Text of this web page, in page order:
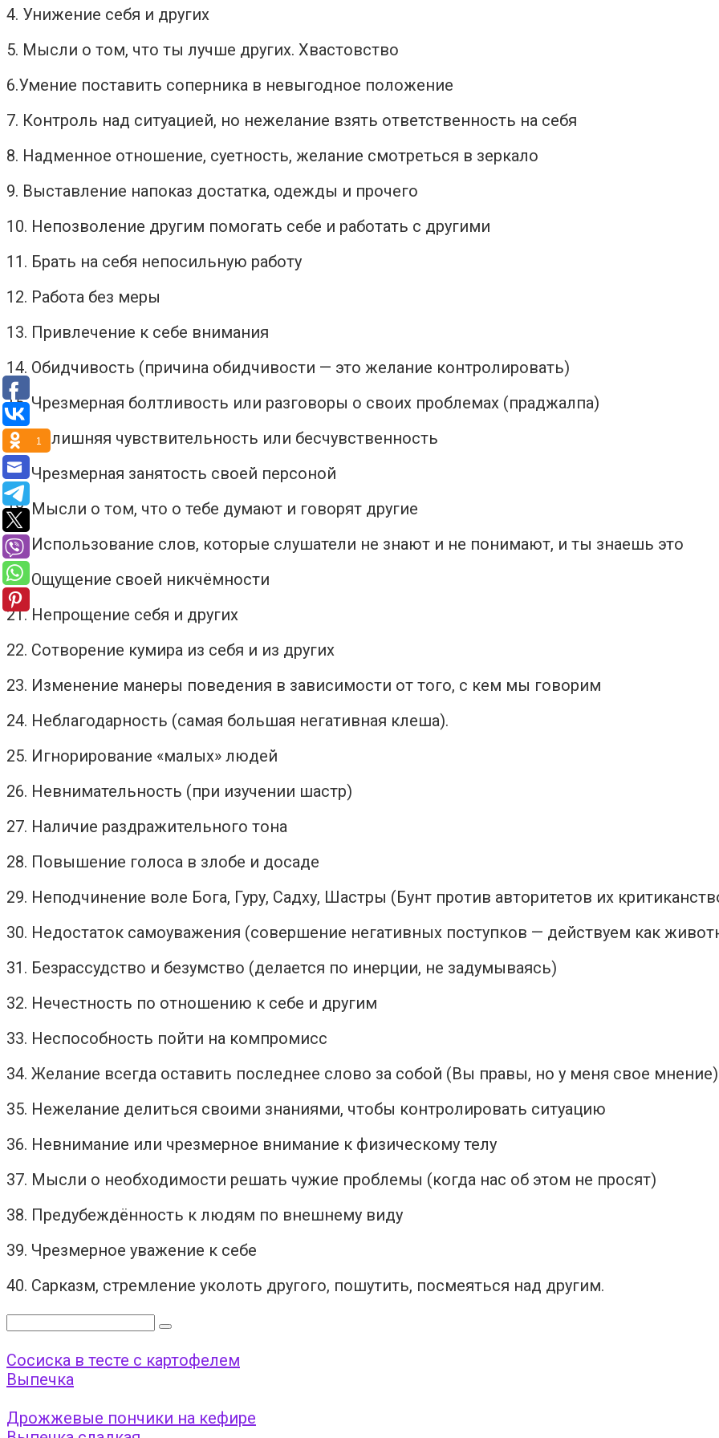
4. Унижение себя и других
5. Мысли о том, что ты лучше других. Хвастовство
6.Умение поставить соперника в невыгодное положение
7. Контроль над ситуацией, но нежелание взять ответственность на себя
8. Надменное отношение, суетность, желание смотреться в зеркало
9. Выставление напоказ достатка, одежды и прочего
10. Непозволение другим помогать себе и работать с другими
11. Брать на себя непосильную работу
12. Работа без меры
13. Привлечение к себе внимания
14. Обидчивость (причина обидчивости — это желание контролировать)
15. Чрезмерная болтливость или разговоры о своих проблемах (праджалпа)
16. Излишняя чувствительность или бесчувственность
17. Чрезмерная занятость своей персоной
18. Мысли о том, что о тебе думают и говорят другие
19. Использование слов, которые слушатели не знают и не понимают, и ты знаешь это
20. Ощущение своей никчёмности
21. Непрощение себя и других
22. Сотворение кумира из себя и из других
23. Изменение манеры поведения в зависимости от того, с кем мы говорим
24. Неблагодарность (самая большая негативная клеша).
25. Игнорирование «малых» людей
26. Невнимательность (при изучении шастр)
27. Наличие раздражительного тона
28. Повышение голоса в злобе и досаде
29. Неподчинение воле Бога, Гуру, Садху, Шастры (Бунт против авторитетов их
30. Недостаток самоуважения (совершение негативных поступков — действуем как
31. Безрассудство и безумство (делается по инерции, не задумываясь)
32. Нечестность по отношению к себе и другим
33. Неспособность пойти на компромисс
34. Желание всегда оставить последнее слово за собой (Вы правы, но у меня свое мнение)
35. Нежелание делиться своими знаниями, чтобы контролировать ситуацию
36. Невнимание или чрезмерное внимание к физическому телу
37. Мысли о необходимости решать чужие проблемы (когда нас об этом не просят)
38. Предубеждённость к людям по внешнему виду
39. Чрезмерное уважение к себе
40. Сарказм, стремление уколоть другого, пошутить, посмеяться над другим.
Поиск:
Сосиска в тесте с картофелем
Выпечка
Дрожжевые пончики на кефире
1